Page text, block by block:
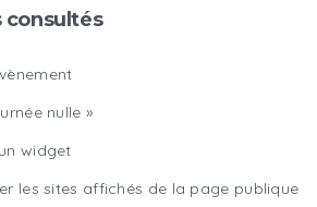
consultés
nulle »
widget
les sites affichés de la page publique